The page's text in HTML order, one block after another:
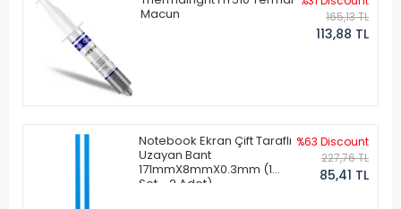
Macun
165,13 TL
113,88 TL
Notebook Ekran Çift Taraflı
Uzayan Bant
171mmX8mmX0.3mm (1
Set - 2 Adet)
%63 Discount
227,76 TL
85,41 TL